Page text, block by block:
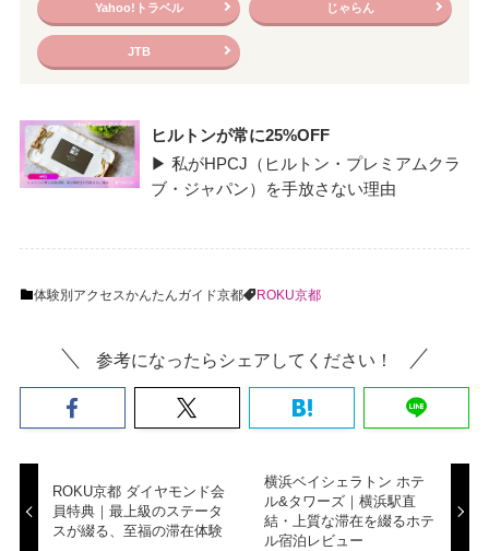
Yahoo!トラベル じゃらん
JTB
ヒルトンが常に25%OFF
▶ 私がHPCJ（ヒルトン・プレミアムクラ
ブ・ジャパン）を手放さない理由
体験別 アクセスかんたんガイド京都 ROKU京都
参考になったらシェアしてください！
ROKU京都 ダイヤモンド会
員特典｜最上級のステータ
スが綴る、至福の滞在体験
横浜ベイシェラトン ホテ
ル&タワーズ｜横浜駅直
結・上質な滞在を綴るホテ
ル宿泊レビュー